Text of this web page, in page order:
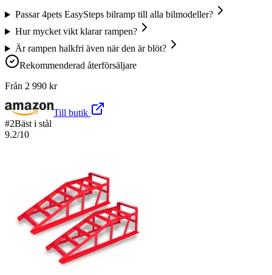
Passar 4pets EasySteps bilramp till alla bilmodeller?
Hur mycket vikt klarar rampen?
Är rampen halkfri även när den är blöt?
Rekommenderad återförsäljare
Från 2 990 kr
Till butik
#2Bäst i stål
9.2/10